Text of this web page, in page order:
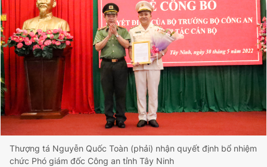
Theo dõi báo trên
Hotline
0906 645 777
Liên hệ quảng cáo
0908 780 404
Đặt báo Quảng cáo Tòa soạn Chính sách bảo
Tổng biên tập: Nguyễn Ngọc Toàn
Phó tổng biên tập thường trực: Hải Thành
Phó tổng biên tập: Lâm Hiếu Dũng
Phó tổng biên tập: Trần Việt Hưng
Tổng thư ký tòa soạn: Đức Trung
Thượng tá Nguyễn Quốc Toàn (phải) nhận quyết định bổ nhiệm
chức Phó giám đốc Công an tỉnh Tây Ninh